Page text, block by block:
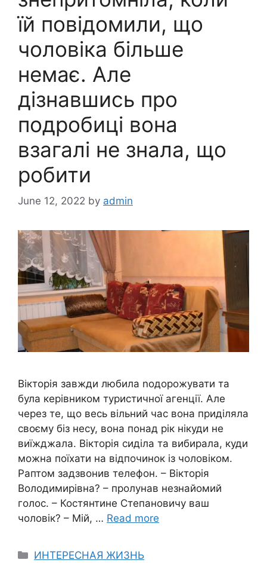
їй повідомили, що
чоловіка більше
немає. Але
дізнавшись про
подробиці вона
взагалі не знала, що
робити
June 12, 2022 by admin
Вікторія завжди любила nодорожувати та
була керівником туристичної агенції. Але
через те, що весь вільний час вона приділяла
своєму біз несу, вона понад рік нікуди не
виїжджала. Вікторія сиділа та вибирала, куди
можна поїхати на відпочинок із чоловіком.
Раптом задзвонив телефон. – Вікторія
Володимирівна? – пролунав незнайомий
голос. – Костянтине Степановичу ваш
чоловік? – Мій, … Read more
Categories
ИНТЕРЕСНАЯ ЖИЗНЬ